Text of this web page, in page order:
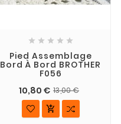
    
Pied Assemblage
Bord À Bord BROTHER
F056
10,80 € 13,00 €
